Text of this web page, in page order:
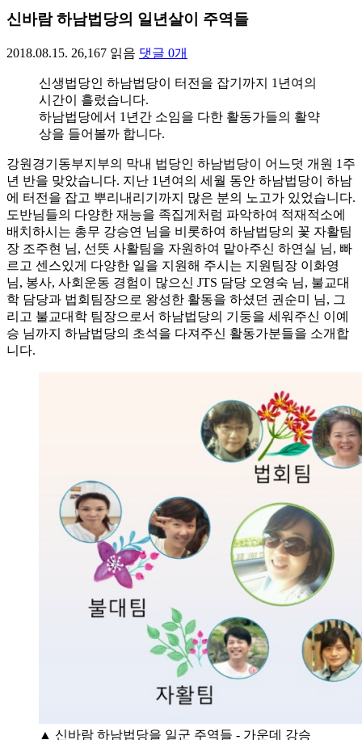
신바람 하남법당의 일년살이 주역들
2018.08.15. 26,167 읽음 댓글 0개
신생법당인 하남법당이 터전을 잡기까지 1년여의
시간이 흘렀습니다.
하남법당에서 1년간 소임을 다한 활동가들의 활약
상을 들어볼까 합니다.
강원경기동부지부의 막내 법당인 하남법당이 어느덧 개원 1주
년 반을 맞았습니다. 지난 1년여의 세월 동안 하남법당이 하남
에 터전을 잡고 뿌리내리기까지 많은 분의 노고가 있었습니다.
도반님들의 다양한 재능을 족집게처럼 파악하여 적재적소에
배치하시는 총무 강승연 님을 비롯하여 하남법당의 꽃 자활팀
장 조주현 님, 선뜻 사활팀을 자원하여 맡아주신 하연실 님, 빠
르고 센스있게 다양한 일을 지원해 주시는 지원팀장 이화영
님, 봉사, 사회운동 경험이 많으신 JTS 담당 오영숙 님, 불교대
학 담당과 법회팀장으로 왕성한 활동을 하셨던 권순미 님, 그
리고 불교대학 팀장으로서 하남법당의 기둥을 세워주신 이예
승 님까지 하남법당의 초석을 다져주신 활동가분들을 소개합
니다.
▲ 신바람 하남법당을 일군 주역들 - 가운데 강승